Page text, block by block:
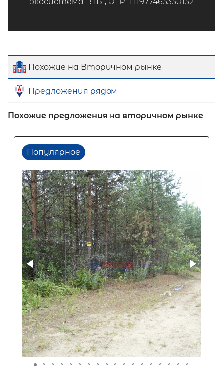
Похожие на Вторичном рынке
Предложения рядом
Похожие предложения на вторичном рынке
Популярное